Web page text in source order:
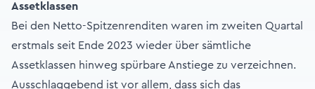
Assetklassen
Bei den Netto-Spitzenrenditen waren im zweiten Quartal
erstmals seit Ende 2023 wieder über sämtliche
Assetklassen hinweg spürbare Anstiege zu verzeichnen.
Ausschlaggebend ist vor allem, dass sich das